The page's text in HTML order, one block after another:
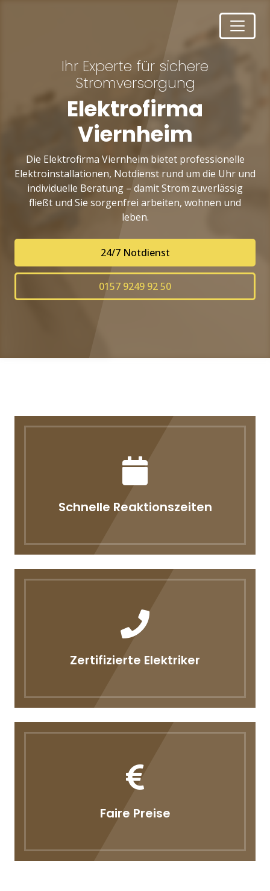
Ihr Experte für sichere
Stromversorgung
Elektrofirma
Viernheim
Die Elektrofirma Viernheim bietet professionelle
Elektroinstallationen, Notdienst rund um die Uhr und
individuelle Beratung – damit Strom zuverlässig
fließt und Sie sorgenfrei arbeiten, wohnen und
leben.
24/7 Notdienst
0157 9249 92 50
Schnelle Reaktionszeiten
Zertifizierte Elektriker
Faire Preise